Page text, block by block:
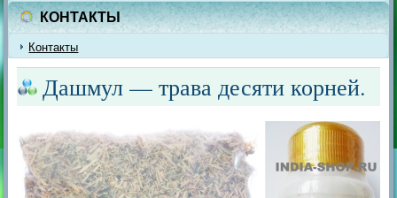
КОНТАКТЫ
Контакты
Дашмул — трава десяти корней.